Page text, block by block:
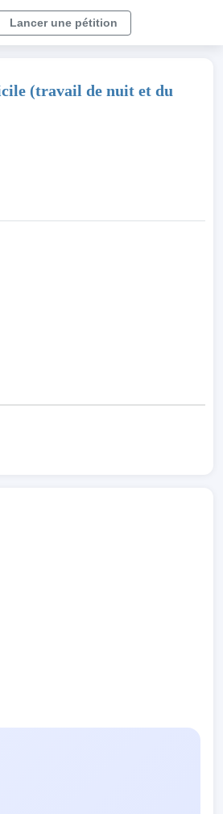
Lancer une pétition
(travail de nuit et du